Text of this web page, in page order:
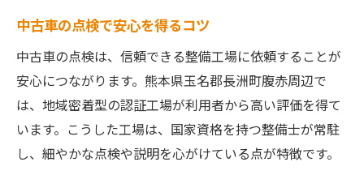
中古車の相談しやすい工場の特徴
腹赤エリアで叶う中古車の快適維持
中古車を快適に使うための地域サービス
中古車の腹赤周辺で受けられる整備
中古車メンテナンスとアフターケア
中古車の点検で安心を得るコツ
中古車の点検は、信頼できる整備工場に依頼することが
安心につながります。熊本県玉名郡長洲町腹赤周辺で
は、地域密着型の認証工場が利用者から高い評価を得て
います。こうした工場は、国家資格を持つ整備士が常駐
し、細やかな点検や説明を心がけている点が特徴です。